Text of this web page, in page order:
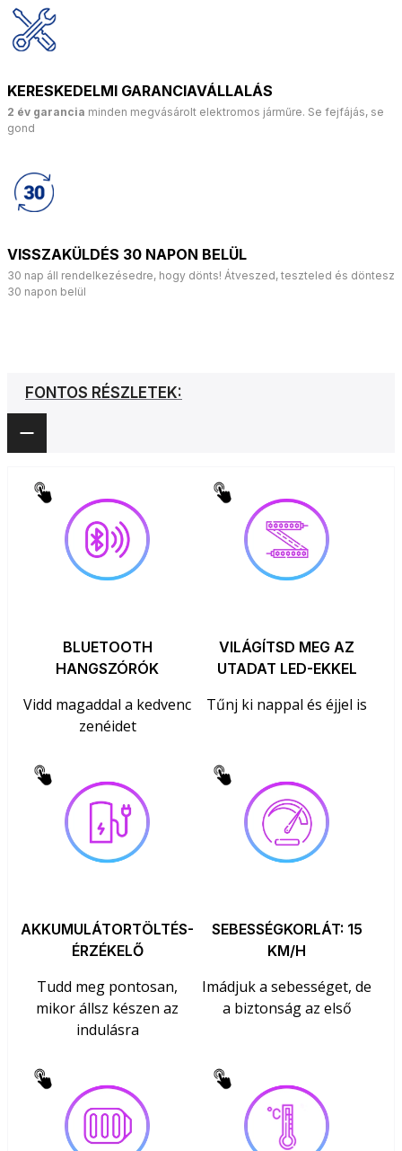
KERESKEDELMI GARANCIAVÁLLALÁS
2 év garancia minden megvásárolt elektromos járműre. Se fejfájás, se
gond
VISSZAKÜLDÉS 30 NAPON BELÜL
30 nap áll rendelkezésedre, hogy dönts! Átveszed, teszteled és döntesz
30 napon belül
FONTOS RÉSZLETEK:
BLUETOOTH
HANGSZÓRÓK
Vidd magaddal a kedvenc
zenéidet
VILÁGÍTSD MEG AZ
UTADAT LED-EKKEL
Tűnj ki nappal és éjjel is
AKKUMULÁTORTÖLTÉS-
ÉRZÉKELŐ
Tudd meg pontosan,
mikor állsz készen az
indulásra
SEBESSÉGKORLÁT: 15
KM/H
Imádjuk a sebességet, de
a biztonság az első